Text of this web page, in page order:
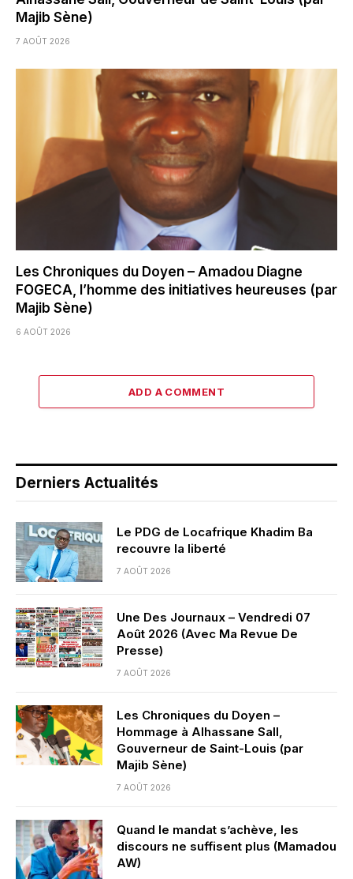
Majib Sène)
7 AOÛT 2026
Les Chroniques du Doyen – Amadou Diagne
FOGECA, l’homme des initiatives heureuses (par
Majib Sène)
6 AOÛT 2026
ADD A COMMENT
Derniers Actualités
Le PDG de Locafrique Khadim Ba
recouvre la liberté
7 AOÛT 2026
Une Des Journaux – Vendredi 07
Août 2026 (Avec Ma Revue De
Presse)
7 AOÛT 2026
Les Chroniques du Doyen –
Hommage à Alhassane Sall,
Gouverneur de Saint-Louis (par
Majib Sène)
7 AOÛT 2026
Quand le mandat s’achève, les
discours ne suffisent plus (Mamadou
AW)